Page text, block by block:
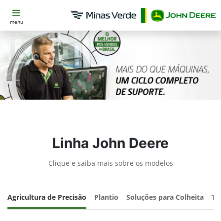
menu
Linha John Deere
Clique e saiba mais sobre os modelos
Agricultura de Precisão Plantio Soluções para Colheita